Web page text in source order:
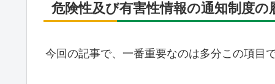
危険性及び有害性情報の通知制度の
今回の記事で、一番重要なのは多分この項目で